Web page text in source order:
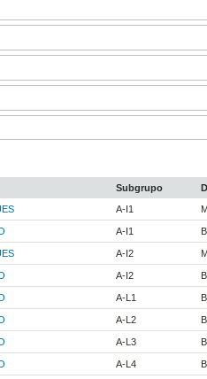
Subgrupo
A-I1
A-I1
A-I2
A-I2
A-L1
A-L2
A-L3
A-L4